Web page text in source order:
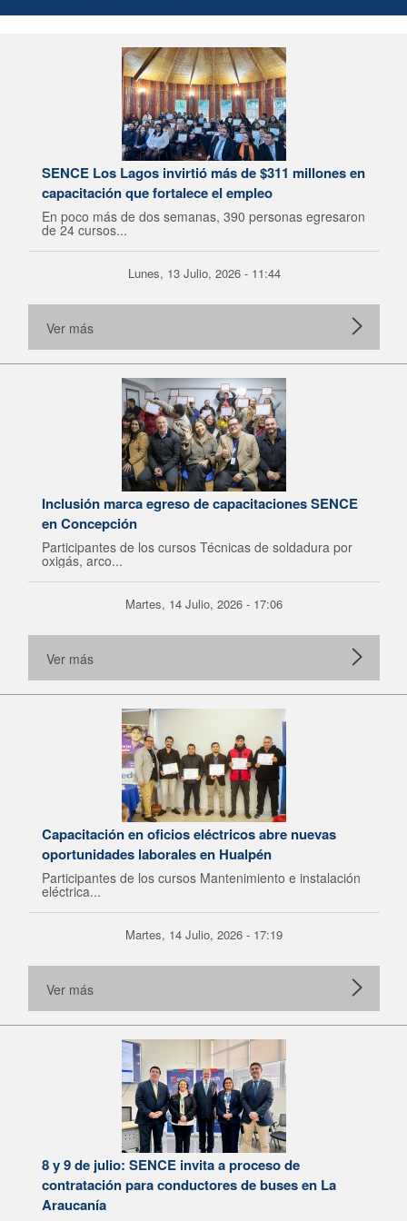
SENCE Los Lagos invirtió más de $311 millones en
capacitación que fortalece el empleo
En poco más de dos semanas, 390 personas egresaron
de 24 cursos...
Lunes, 13 Julio, 2026 - 11:44
Ver más
Inclusión marca egreso de capacitaciones SENCE
en Concepción
Participantes de los cursos Técnicas de soldadura por
oxigás, arco...
Martes, 14 Julio, 2026 - 17:06
Ver más
Capacitación en oficios eléctricos abre nuevas
oportunidades laborales en Hualpén
Participantes de los cursos Mantenimiento e instalación
eléctrica...
Martes, 14 Julio, 2026 - 17:19
Ver más
8 y 9 de julio: SENCE invita a proceso de
contratación para conductores de buses en La
Araucanía